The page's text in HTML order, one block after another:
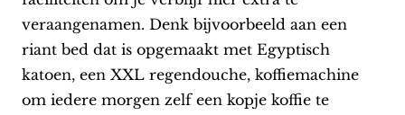
veraangenamen. Denk bijvoorbeeld aan een
riant bed dat is opgemaakt met Egyptisch
katoen, een XXL regendouche, koffiemachine
om iedere morgen zelf een kopje koffie te